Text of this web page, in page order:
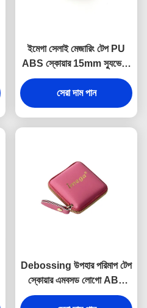
ইমেগা সেলাই মেজারিং টেপ PU
ABS স্কোয়ার 15mm স্যুভেনির
উপহার
সেরা দাম পান
Debossing উপহার পরিমাপ টেপ
স্কোয়ার এমবসড লোগো ABS
PU